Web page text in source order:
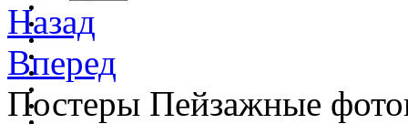
Назад
Вперед
Постеры Пейзажные